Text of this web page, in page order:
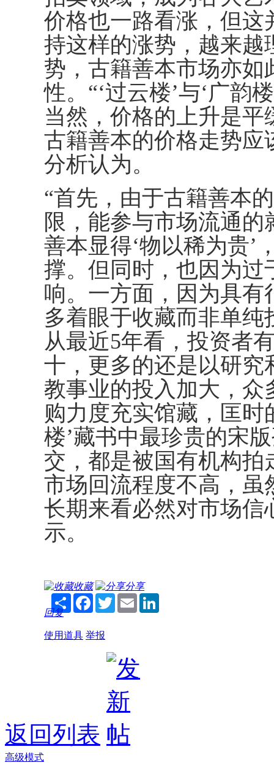
价格也一路看涨，但这
持这样的涨势，越来越
势，古籍善本市场亦
性。“‘过云楼’与‘广韵
当然，价格的上升是
古籍善本的价格走势应
分析认为。
“首先，由于古籍善本
限，能参与市场流通
善本显得‘物以稀为贵’
撑。但同时，也因为过
响。一方面，因为具
多着眼于收藏而非单
从最近5年看，投资者
十，更多的还是以研究
教事业的投入加大，众
购力度充实馆藏，匡时
楼’藏书中最珍贵的宋
交，都是被国有机构
市场回流程度不高，虽
长期来看必然对市场信
示。
收藏
分享
Share Facebook
TwitterEmail
回复
使用道具 举报
返回列表
高级模式